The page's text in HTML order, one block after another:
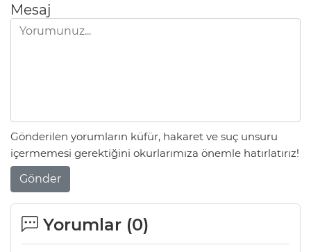
Mesaj
Gönderilen yorumların küfür, hakaret ve suç unsuru
içermemesi gerektiğini okurlarımıza önemle hatırlatırız!
Gönder
Yorumlar (0)